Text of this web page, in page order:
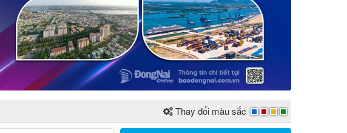
Thay đổi màu sắc